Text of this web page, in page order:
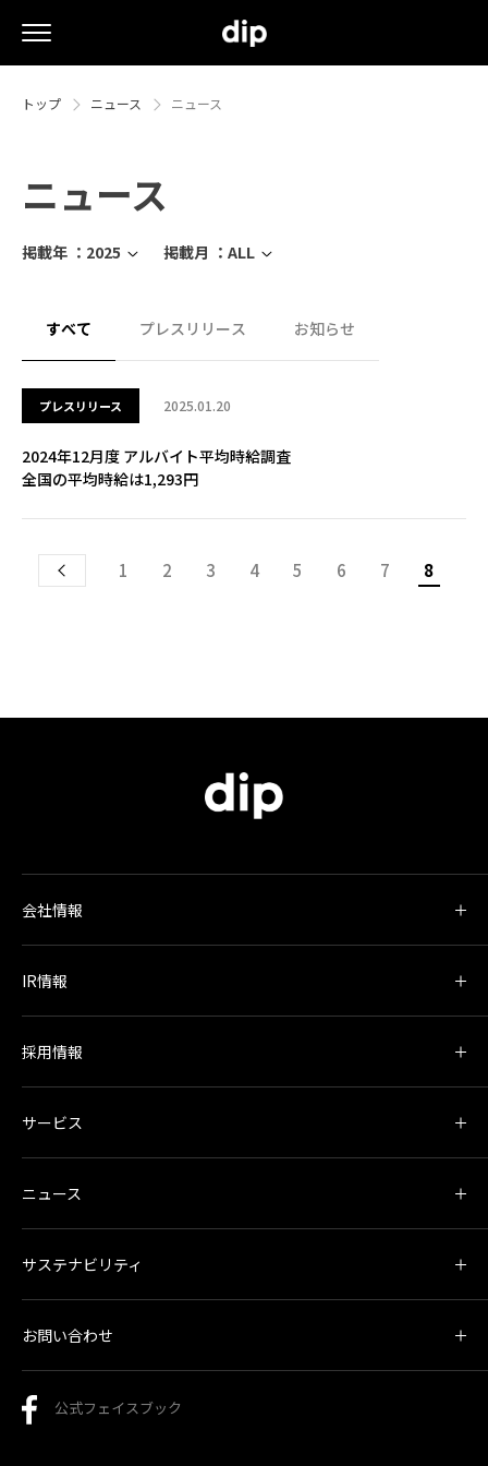
トップ ニュース ニュース
ニュース
掲載年 ： 2025 掲載月 ： ALL
すべて プレスリリース お知らせ
プレスリリース 2025.01.20
2024年12月度 アルバイト平均時給調査
全国の平均時給は1,293円
1 2 3 4 5 6 7 8
会社情報
IR情報
採用情報
サービス
ニュース
サステナビリティ
お問い合わせ
公式フェイスブック